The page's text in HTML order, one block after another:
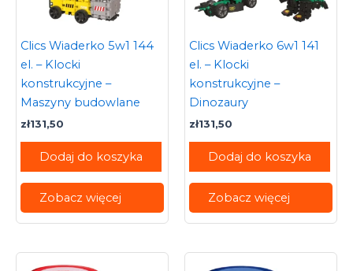
Clics Wiaderko 5w1 144
el. – Klocki
konstrukcyjne –
Maszyny budowlane
zł131,50
Dodaj do koszyka
Zobacz więcej
Clics Wiaderko 6w1 141
el. – Klocki
konstrukcyjne –
Dinozaury
zł131,50
Dodaj do koszyka
Zobacz więcej